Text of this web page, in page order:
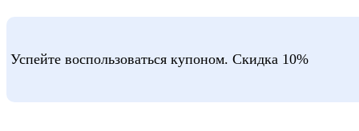
Успейте воспользоваться купоном. Скидка 10%